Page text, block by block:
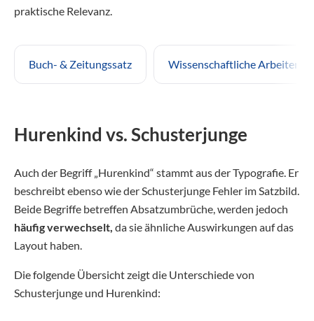
praktische Relevanz.
Buch- & Zeitungssatz Wissenschaftliche Arbeiten
Hurenkind vs. Schusterjunge
Auch der Begriff „Hurenkind“ stammt aus der Typografie. Er
beschreibt ebenso wie der Schusterjunge Fehler im Satzbild.
Beide Begriffe betreffen Absatzumbrüche, werden jedoch
häufig verwechselt, da sie ähnliche Auswirkungen auf das
Layout haben.
Die folgende Übersicht zeigt die Unterschiede von
Schusterjunge und Hurenkind: